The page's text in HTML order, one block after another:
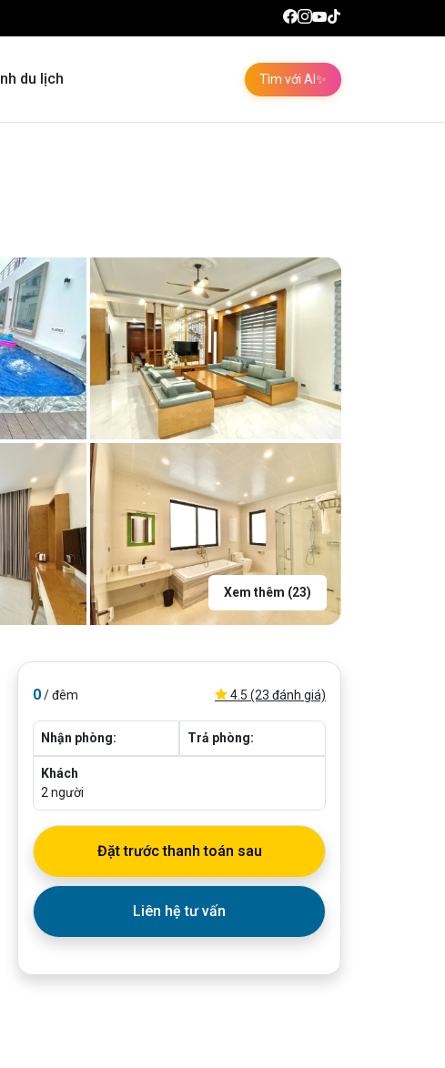
du lịch Tìm với AI ✨
Xem thêm (23)
0/ đêm 4.5 (23 đánh giá)
Nhận phòng: Trả phòng:
Khách
2người
Đặt trước thanh toán sau
Liên hệ tư vấn